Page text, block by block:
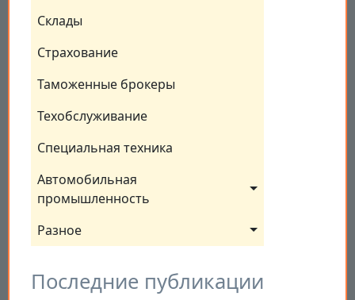
Склады
Страхование
Таможенные брокеры
Техобслуживание
Специальная техника
Автомобильная
промышленность
Разное
Последние публикации